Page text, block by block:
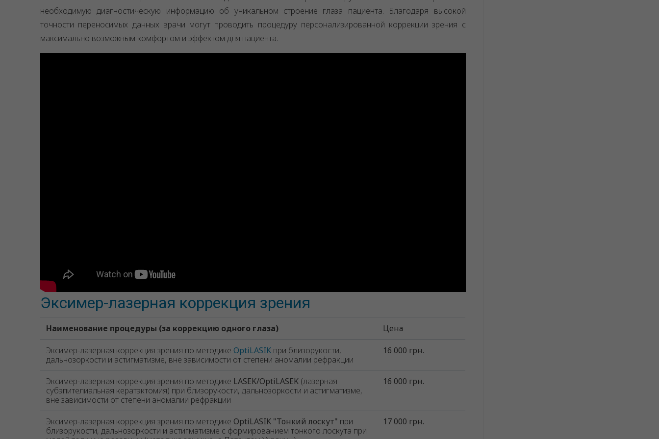
необходимую диагностическую информацию об уникальном строение глаза пациента. Благодаря высокой
точности переносимых данных врачи могут проводить процедуру персонализированной коррекции зрения с
максимально возможным комфортом и эффектом для пациента.
Эксимер-лазерная коррекция зрения
Наименование процедуры (за коррекцию одного глаза) Цена
Эксимер-лазерная коррекция зрения по методикеOptiLASIK при близорукости,
дальнозоркости и астигматизме, вне зависимости от степени аномалии рефракции
16 000 грн.
Эксимер-лазерная коррекция зрения по методике LASEK/OptiLASEK (лазерная
субэпителиальная кератэктомия) при близорукости, дальнозоркости и астигматизме,
вне зависимости от степени аномалии рефракции
16 000 грн.
Эксимер-лазерная коррекция зрения по методике OptiLASIK "Тонкий лоскут" при
близорукости, дальнозоркости и астигматизме с формированием тонкого лоскута при
17 000 грн.